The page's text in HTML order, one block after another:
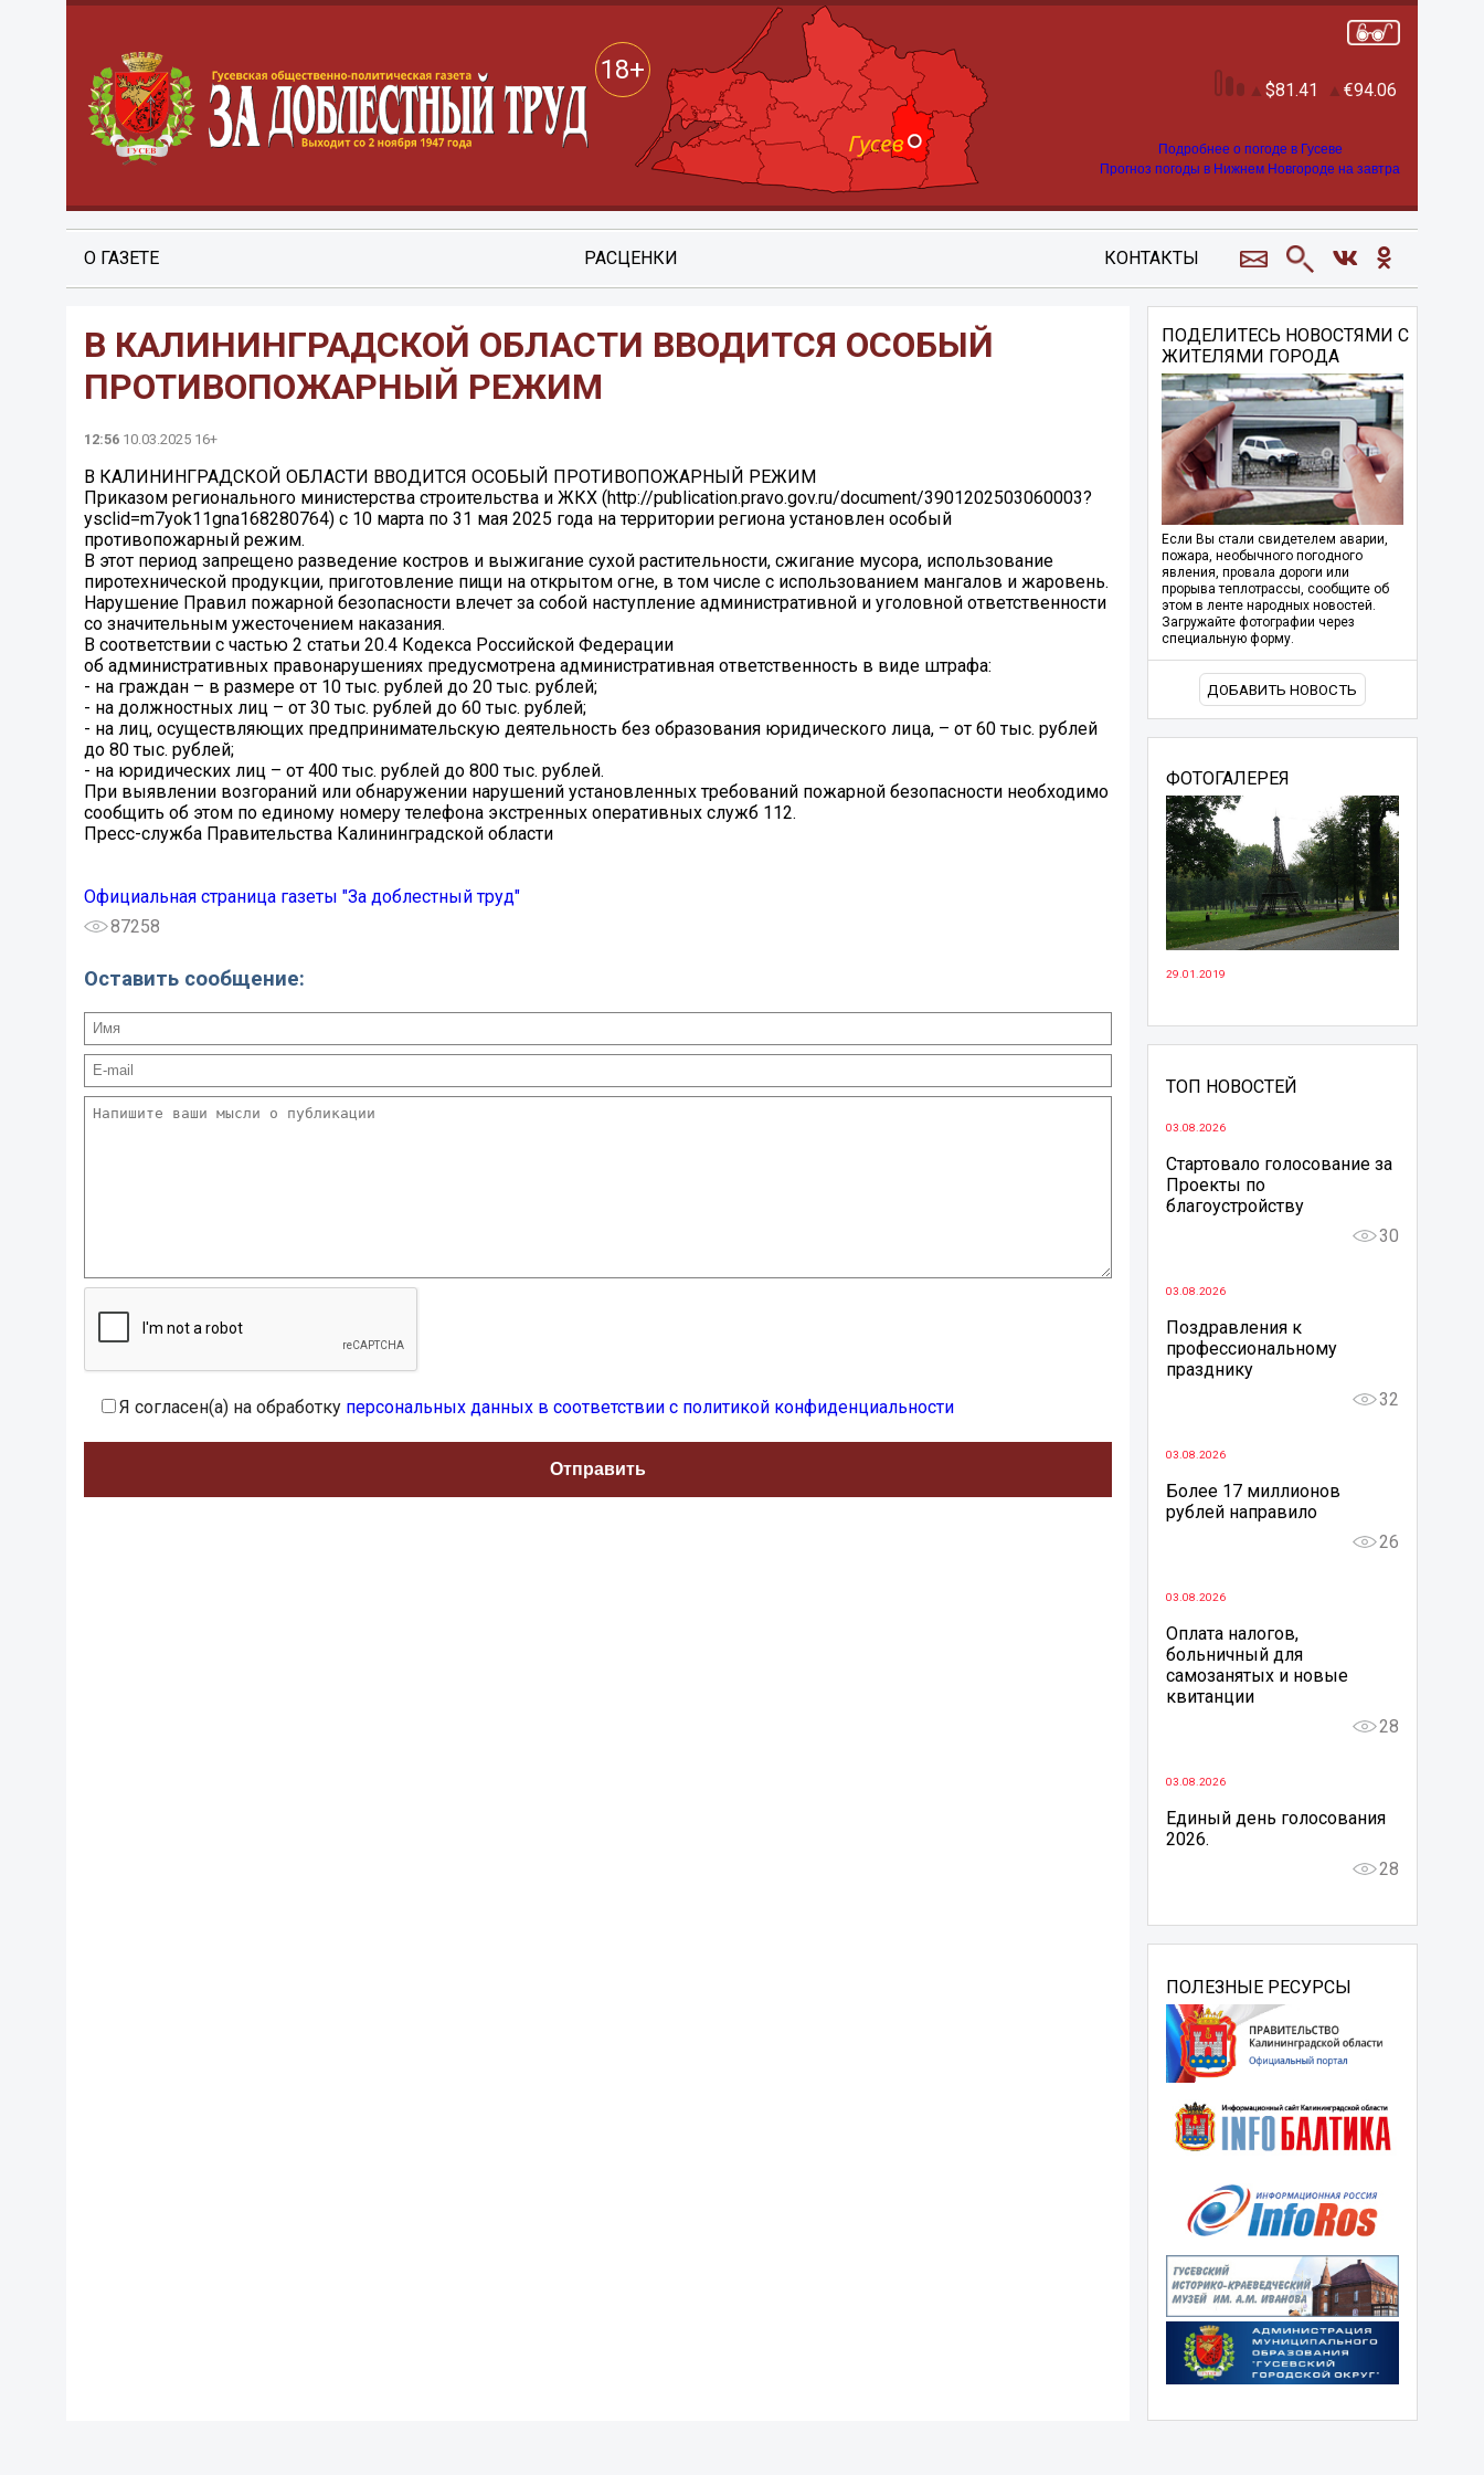
18+
81.41 94.06
Подробнее о погоде в Гусеве
Прогноз погоды в Нижнем Новгороде на завтра
О ГАЗЕТЕ РАСЦЕНКИ КОНТАКТЫ
В КАЛИНИНГРАДСКОЙ ОБЛАСТИ ВВОДИТСЯ ОСОБЫЙ
ПРОТИВОПОЖАРНЫЙ РЕЖИМ
12:56 10.03.2025 16+
В КАЛИНИНГРАДСКОЙ ОБЛАСТИ ВВОДИТСЯ ОСОБЫЙ ПРОТИВОПОЖАРНЫЙ РЕЖИМ
Приказом регионального министерства строительства и ЖКХ (http://publication.pravo.gov.ru/document/3901202503060003?
ysclid=m7yok11gna168280764) с 10 марта по 31 мая 2025 года на территории региона установлен особый
противопожарный режим.
В этот период запрещено разведение костров и выжигание сухой растительности, сжигание мусора, использование
пиротехнической продукции, приготовление пищи на открытом огне, в том числе с использованием мангалов и жаровень.
Нарушение Правил пожарной безопасности влечет за собой наступление административной и уголовной ответственности
со значительным ужесточением наказания.
В соответствии с частью 2 статьи 20.4 Кодекса Российской Федерации
об административных правонарушениях предусмотрена административная ответственность в виде штрафа:
- на граждан – в размере от 10 тыс. рублей до 20 тыс. рублей;
- на должностных лиц – от 30 тыс. рублей до 60 тыс. рублей;
- на лиц, осуществляющих предпринимательскую деятельность без образования юридического лица, – от 60 тыс. рублей
до 80 тыс. рублей;
- на юридических лиц – от 400 тыс. рублей до 800 тыс. рублей.
При выявлении возгораний или обнаружении нарушений установленных требований пожарной безопасности необходимо
сообщить об этом по единому номеру телефона экстренных оперативных служб 112.
Пресс-служба Правительства Калининградской области
Официальная страница газеты "За доблестный труд"
87258
Оставить сообщение:
Я согласен(а) на обработку персональных данных в соответствии с политикой конфиденциальности
ПОДЕЛИТЕСЬ НОВОСТЯМИ С
ЖИТЕЛЯМИ ГОРОДА
Если Вы стали свидетелем аварии,
пожара, необычного погодного
явления, провала дороги или
прорыва теплотрассы, сообщите об
этом в ленте народных новостей.
Загружайте фотографии через
специальную форму.
ДОБАВИТЬ НОВОСТЬ
ФОТОГАЛЕРЕЯ
29.01.2019
ТОП НОВОСТЕЙ
03.08.2026
Стартовало голосование за
Проекты по
благоустройству
30
03.08.2026
Поздравления к
профессиональному
празднику
32
03.08.2026
Более 17 миллионов
рублей направило
26
03.08.2026
Оплата налогов,
больничный для
самозанятых и новые
квитанции
28
03.08.2026
Единый день голосования
2026.
28
ПОЛЕЗНЫЕ РЕСУРСЫ